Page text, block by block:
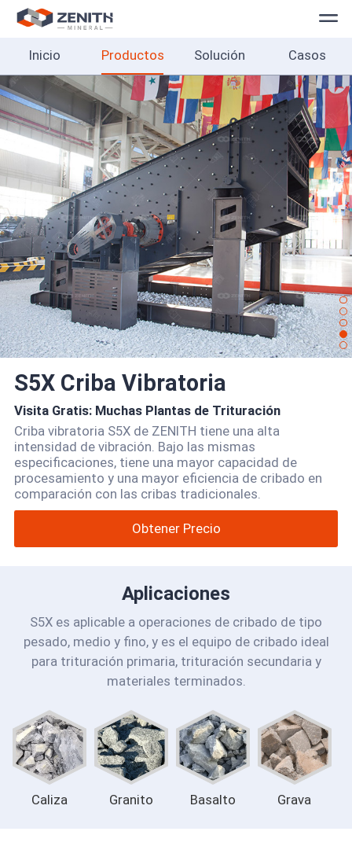
Inicio
Productos
Solución
Casos
Sobre
Contacto
Español
Inicio Productos Solución Casos
S5X Criba Vibratoria
Visita Gratis: Muchas Plantas de Trituración
Criba vibratoria S5X de ZENITH tiene una alta
intensidad de vibración. Bajo las mismas
especificaciones, tiene una mayor capacidad de
procesamiento y una mayor eficiencia de cribado en
comparación con las cribas tradicionales.
Obtener Precio
Aplicaciones
S5X es aplicable a operaciones de cribado de tipo
pesado, medio y fino, y es el equipo de cribado ideal
para trituración primaria, trituración secundaria y
materiales terminados.
Caliza Granito Basalto Grava